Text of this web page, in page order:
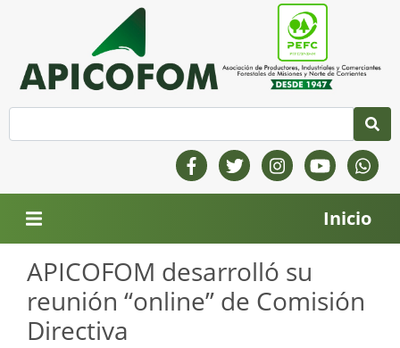
Inicio
APICOFOM desarrolló su
reunión “online” de Comisión
Directiva